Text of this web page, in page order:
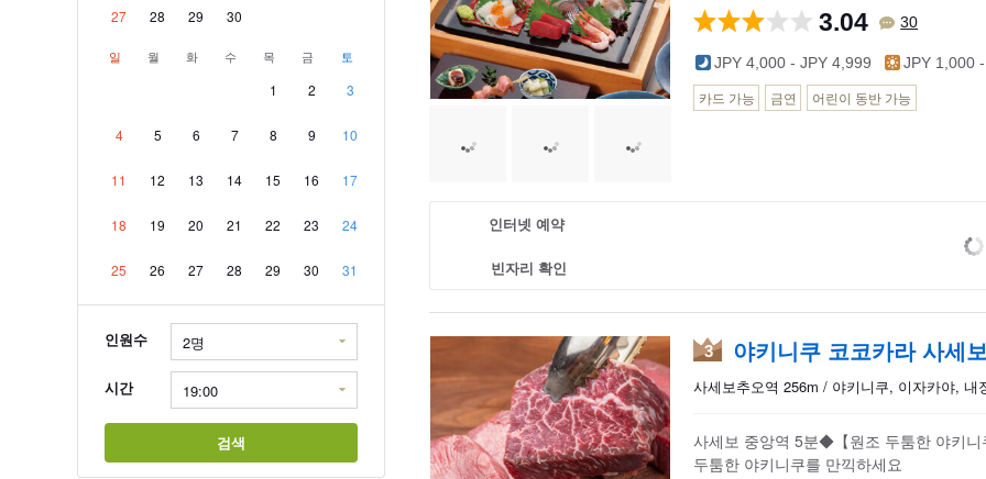
27 28 29 30
일 월 화 수 목 금 토
1 2 3
4 5 6 7 8 9 10
11 12 13 14 15 16 17
18 19 20 21 22 23 24
25 26 27 28 29 30 31
인원수
시간
검색
3.04 30
JPY 4,000 - JPY 4,999 JPY 1,000
카드 가능 금연 어린이 동반 가능
인터넷 예약
빈자리 확인
3 야키니쿠 코코카라 사세
사세보추오역 256m / 야키니쿠, 이자카야, 내
사세보 중앙역 5분◆【원조 두툼한 야키
두툼한 야키니쿠를 만끽하세요